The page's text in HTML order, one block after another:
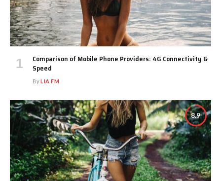
Comparison of Mobile Phone Providers: 4G Connectivity &
Speed
ByLIA FM
8.9